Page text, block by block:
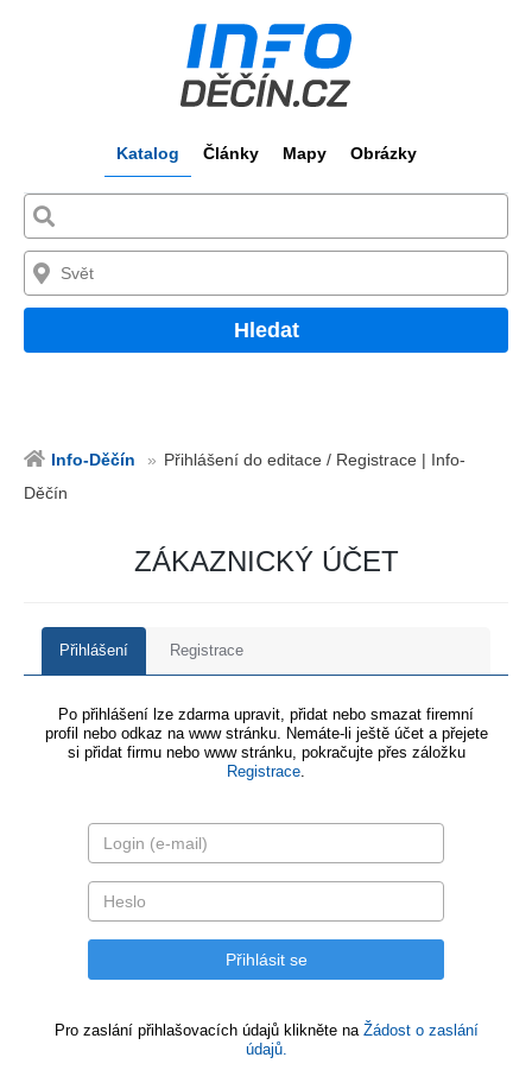
Katalog Články Mapy Obrázky
Hledat
Info-Děčín
Přihlášení do editace / Registrace | Info-
Děčín
ZÁKAZNICKÝ ÚČET
Přihlášení Registrace
Po přihlášení lze zdarma upravit, přidat nebo smazat firemní
profil nebo odkaz na www stránku. Nemáte-li ještě účet a přejete
si přidat firmu nebo www stránku, pokračujte přes záložku
Registrace.
Pro zaslání přihlašovacích údajů klikněte na Žádost o zaslání
údajů.